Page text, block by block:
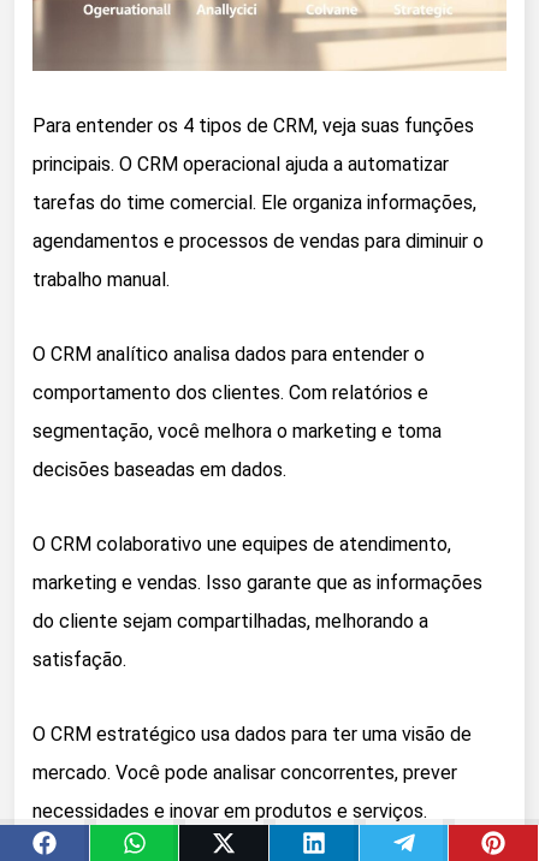
Para entender os 4 tipos de CRM, veja suas funções
principais. O CRM operacional ajuda a automatizar
tarefas do time comercial. Ele organiza informações,
agendamentos e processos de vendas para diminuir o
trabalho manual.
O CRM analítico analisa dados para entender o
comportamento dos clientes. Com relatórios e
segmentação, você melhora o marketing e toma
decisões baseadas em dados.
O CRM colaborativo une equipes de atendimento,
marketing e vendas. Isso garante que as informações
do cliente sejam compartilhadas, melhorando a
satisfação.
O CRM estratégico usa dados para ter uma visão de
mercado. Você pode analisar concorrentes, prever
necessidades e inovar em produtos e serviços.